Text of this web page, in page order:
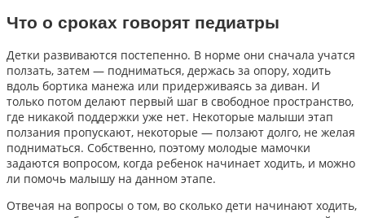
Что о сроках говорят педиатры
Детки развиваются постепенно. В норме они сначала учатся
ползать, затем — подниматься, держась за опору, ходить
вдоль бортика манежа или придерживаясь за диван. И
только потом делают первый шаг в свободное пространство,
где никакой поддержки уже нет. Некоторые малыши этап
ползания пропускают, некоторые — ползают долго, не желая
подниматься. Собственно, поэтому молодые мамочки
задаются вопросом, когда ребенок начинает ходить, и можно
ли помочь малышу на данном этапе.
Отвечая на вопросы о том, во сколько дети начинают ходить,